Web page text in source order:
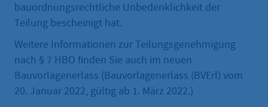
bauordnungsrechtliche Unbedenklichkeit der
Teilung bescheinigt hat.
Weitere Informationen zur Teilungsgenehmigung
nach § 7 HBO finden Sie auch im neuen
Bauvorlagenerlass (Bauvorlagenerlass (BVErl) vom
20. Januar 2022, gültig ab 1. März 2022.)